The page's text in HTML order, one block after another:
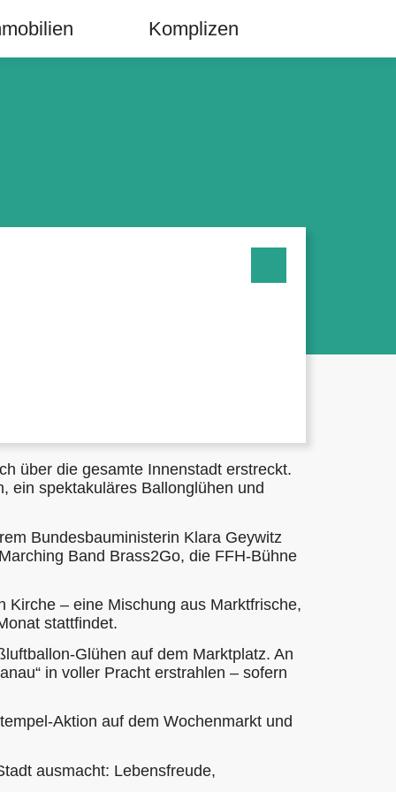
Komplizen
über die gesamte Innenstadt erstreckt.
ein spektakuläres Ballonglühen und
Bundesbauministerin Klara Geywitz
Band Brass2Go, die FFH-Bühne
Kirche – eine Mischung aus Marktfrische,
stattfindet.
Glühen auf dem Marktplatz. An
in voller Pracht erstrahlen – sofern
Aktion auf dem Wochenmarkt und
ausmacht: Lebensfreude,